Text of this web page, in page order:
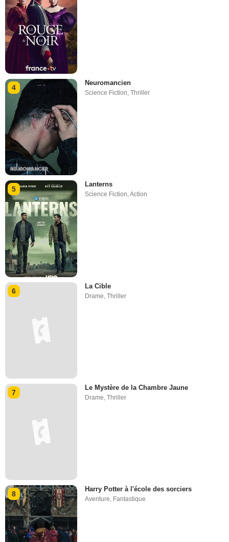
4
Neuromancien
Science Fiction,Thriller
5
Lanterns
Science Fiction,Action
6
La Cible
Drame ,Thriller
7
Le Mystère de la Chambre Jaune
Drame,Thriller
8
Harry Potter à l'école des sorciers
Aventure, Fantastique